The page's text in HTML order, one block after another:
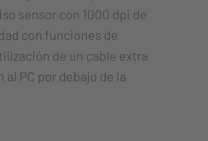
sensor con 1000 dpi de
con funciones de
de un cable extra
PC por debajo de la